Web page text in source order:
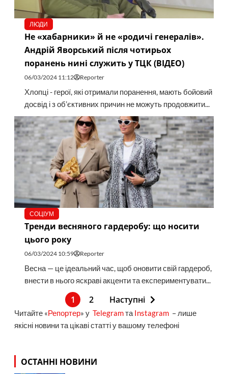
ЛЮДИ
Не «хабарники» й не «родичі генералів».
Андрій Яворський після чотирьох
поранень нині служить у ТЦК (ВІДЕО)
06/03/2024 11:12 Reporter
Хлопці - герої, які отримали поранення, мають бойовий
досвід і з об’єктивних причин не можуть продовжити...
СОЦІУМ
Тренди весняного гардеробу: що носити
цього року
06/03/2024 10:59 Reporter
Весна — це ідеальний час, щоб оновити свій гардероб,
внести в нього яскраві акценти та експериментувати...
1 2 Наступні
Читайте «Репортер» у Telegramта Instagram– лише
якісні новини та цікаві статті у вашому телефоні
ОСТАННІ НОВИНИ